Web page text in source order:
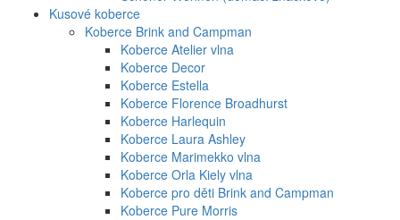
Kusové koberce
Koberce Brink and Campman
Koberce Atelier vlna
Koberce Decor
Koberce Estella
Koberce Florence Broadhurst
Koberce Harlequin
Koberce Laura Ashley
Koberce Marimekko vlna
Koberce Orla Kiely vlna
Koberce pro děti Brink and Campman
Koberce Pure Morris